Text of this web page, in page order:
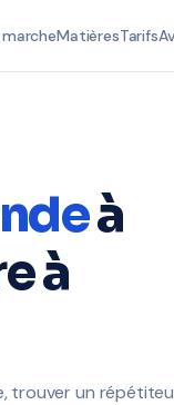
MatièresTarifs
à
à
trouver un